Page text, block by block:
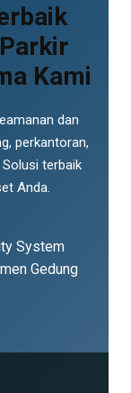
Kami
dan
perkantoran,
terbaik
Anda.